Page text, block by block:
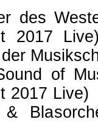
of
2017